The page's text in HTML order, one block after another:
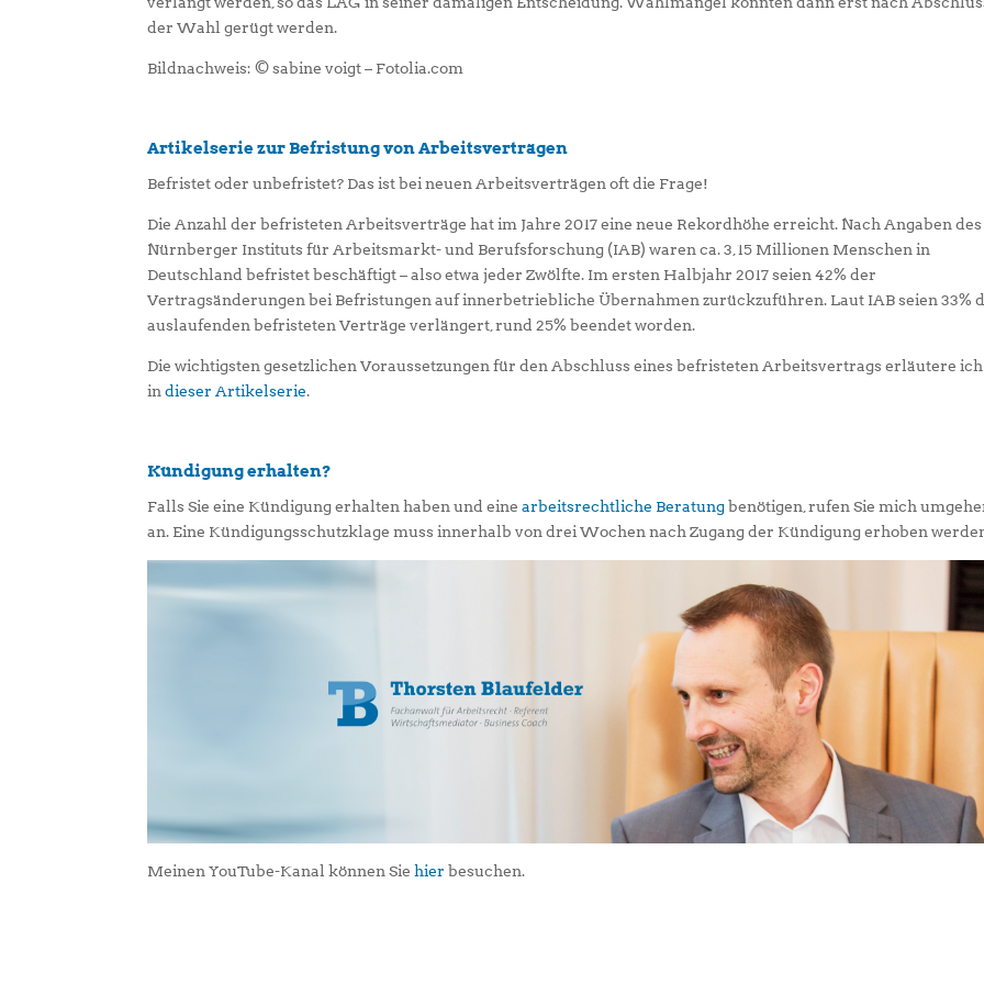
der Wahl gerügt werden.
Bildnachweis: © sabine voigt – Fotolia.com
Artikelserie zur Befristung von Arbeitsverträgen
Befristet oder unbefristet? Das ist bei neuen Arbeitsverträgen oft die Frage!
Die Anzahl der befristeten Arbeitsverträge hat im Jahre 2017 eine neue Rekordhöhe erreicht. Nach Angaben des
Nürnberger Instituts für Arbeitsmarkt- und Berufsforschung (IAB) waren ca. 3,15 Millionen Menschen in
Deutschland befristet beschäftigt – also etwa jeder Zwölfte. Im ersten Halbjahr 2017 seien 42% der
Vertragsänderungen bei Befristungen auf innerbetriebliche Übernahmen zurückzuführen. Laut IAB seien 33%
auslaufenden befristeten Verträge verlängert, rund 25% beendet worden.
Die wichtigsten gesetzlichen Voraussetzungen für den Abschluss eines befristeten Arbeitsvertrags erläutere ich
indieser Artikelserie.
Kündigung erhalten?
Falls Sie eine Kündigung erhalten haben und einearbeitsrechtliche Beratungbenötigen, rufen Sie mich
an. Eine Kündigungsschutzklage muss innerhalb von drei Wochen nach Zugang der Kündigung erhoben
Meinen YouTube-Kanal können Siehier besuchen.